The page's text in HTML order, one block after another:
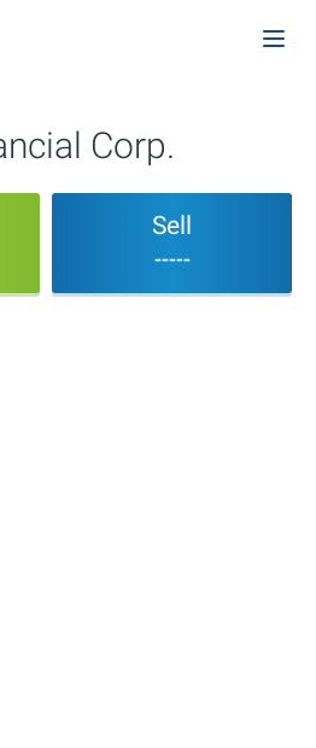
Corp.
Sell
-----